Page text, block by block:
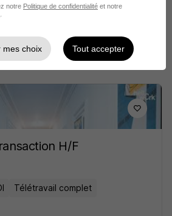
Télétravail complet
il y a 25 jours
H/F
Télétravail complet
notre Politique de confidentialité et notre
mes choix Tout accepter